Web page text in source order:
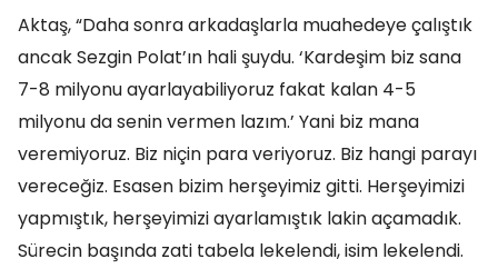
Aktaş, “Daha sonra arkadaşlarla muahedeye çalıştık
ancak Sezgin Polat’ın hali şuydu. ‘Kardeşim biz sana
7-8 milyonu ayarlayabiliyoruz fakat kalan 4-5
milyonu da senin vermen lazım.’ Yani biz mana
veremiyoruz. Biz niçin para veriyoruz. Biz hangi parayı
vereceğiz. Esasen bizim herşeyimiz gitti. Herşeyimizi
yapmıştık, herşeyimizi ayarlamıştık lakin açamadık.
Sürecin başında zati tabela lekelendi, isim lekelendi.